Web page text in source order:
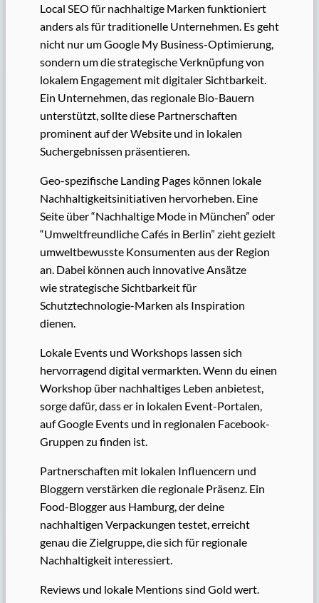
Local SEO für nachhaltige Marken funktioniert
anders als für traditionelle Unternehmen. Es geht
nicht nur um Google My Business-Optimierung,
sondern um die strategische Verknüpfung von
lokalem Engagement mit digitaler Sichtbarkeit.
Ein Unternehmen, das regionale Bio-Bauern
unterstützt, sollte diese Partnerschaften
prominent auf der Website und in lokalen
Suchergebnissen präsentieren.
Geo-spezifische Landing Pages können lokale
Nachhaltigkeitsinitiativen hervorheben. Eine
Seite über “Nachhaltige Mode in München” oder
“Umweltfreundliche Cafés in Berlin” zieht gezielt
umweltbewusste Konsumenten aus der Region
an. Dabei können auch innovative Ansätze
wie strategische Sichtbarkeit für
Schutztechnologie-Marken als Inspiration
dienen.
Lokale Events und Workshops lassen sich
hervorragend digital vermarkten. Wenn du einen
Workshop über nachhaltiges Leben anbietest,
sorge dafür, dass er in lokalen Event-Portalen,
auf Google Events und in regionalen Facebook-
Gruppen zu finden ist.
Partnerschaften mit lokalen Influencern und
Bloggern verstärken die regionale Präsenz. Ein
Food-Blogger aus Hamburg, der deine
nachhaltigen Verpackungen testet, erreicht
genau die Zielgruppe, die sich für regionale
Nachhaltigkeit interessiert.
Reviews und lokale Mentions sind Gold wert.